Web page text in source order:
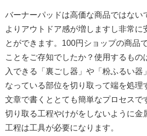
バーナーパッドは高価な商品ではない
よりアウトドア感が増しますし非常に
とができます。100円ショップの商品
ことをご存知でしたか？使用するもの
入できる「裏ごし器」や「粉ふるい器
なっている部位を切り取って端を処理
文章で書くととても簡単なプロセスで
切り取る工程やけがをしないように金
工程は工具が必要になります。